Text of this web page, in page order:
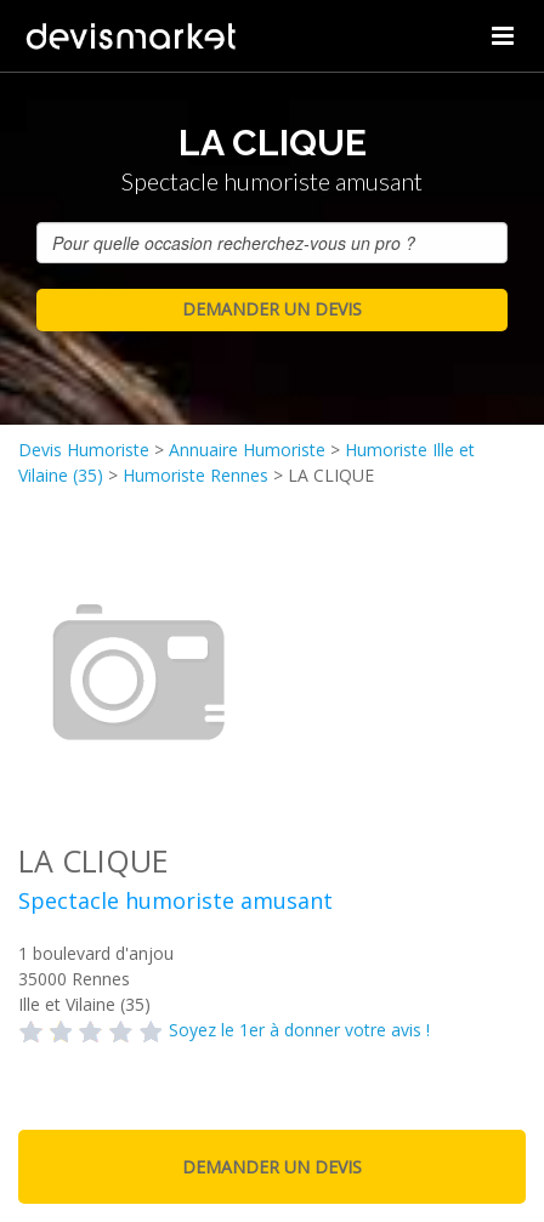
LA CLIQUE
Spectacle humoriste amusant
Devis Humoriste > Annuaire Humoriste > Humoriste Ille et
Vilaine (35) > Humoriste Rennes > LA CLIQUE
LA CLIQUE
Spectacle humoriste amusant
1 boulevard d'anjou
35000 Rennes
Ille et Vilaine (35)
Soyez le 1er à donner votre avis !